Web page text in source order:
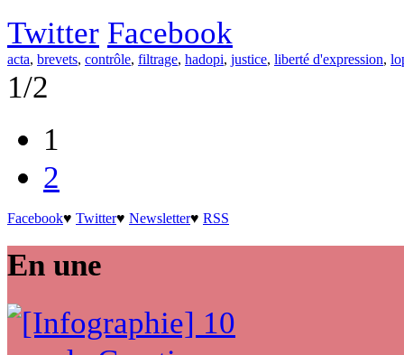
Twitter Facebook
acta, brevets, contrôle, filtrage, hadopi, justice, liberté d'expression,
1/2
1
2
Facebook♥ Twitter♥ Newsletter♥ RSS
En une